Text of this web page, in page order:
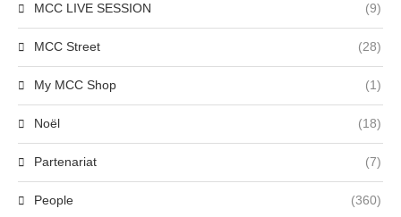
MCC LIVE SESSION (9)
MCC Street (28)
My MCC Shop (1)
Noël (18)
Partenariat (7)
People (360)